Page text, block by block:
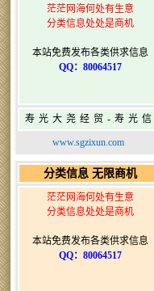
茫茫网海何处有生意
分类信息处处是商机
本站免费发布各类供求信息
QQ：80064517
寿光大尧经贸-寿光信
息网-免费信息发布网-
www.sgzixun.com
分类信息 无限商机
茫茫网海何处有生意
分类信息处处是商机
本站免费发布各类供求信息
QQ：80064517